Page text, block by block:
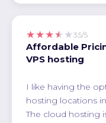
★★★★★ 3.5/5
Affordable
VPS hosting
I like having the
hosting locations
The cloud hosting